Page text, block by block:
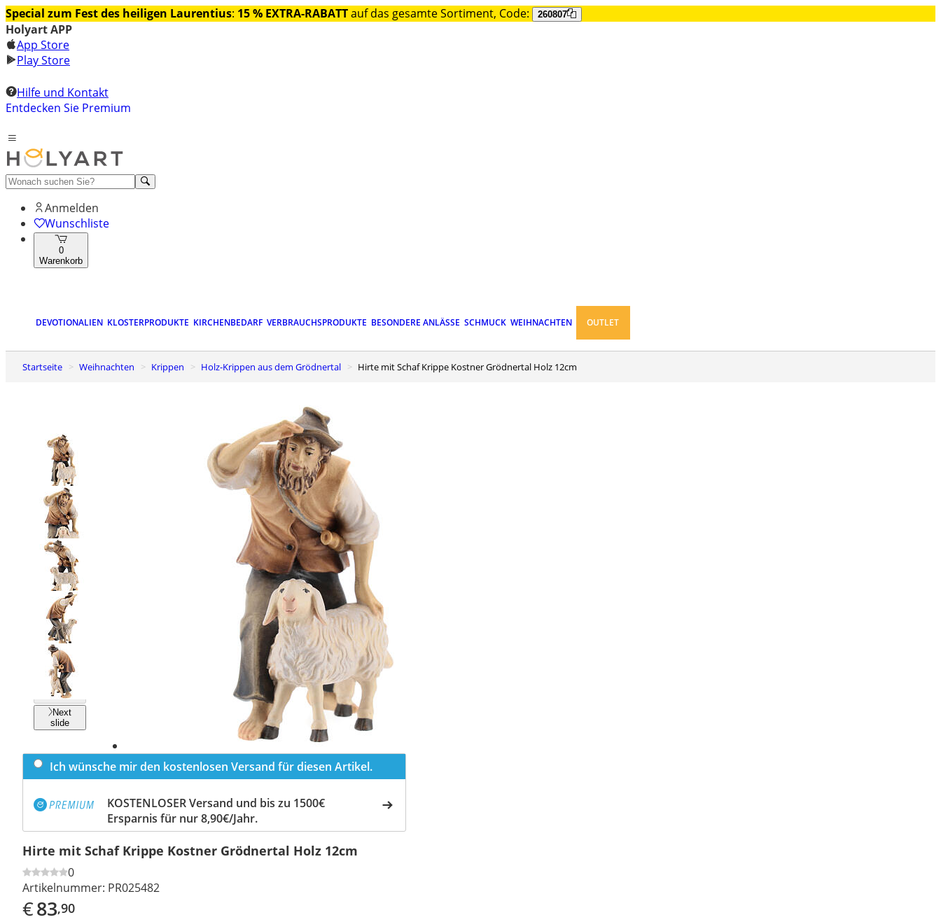
Special zum Fest des heiligen Laurentius: 15 % EXTRA-RABATTauf das gesamte Sortiment, Code: 260807
Holyart APP
App Store
Play Store
Hilfe und Kontakt
Entdecken Sie Premium
Anmelden
Wunschliste
0
Warenkorb
DEVOTIONALIEN KLOSTERPRODUKTE KIRCHENBEDARF VERBRAUCHSPRODUKTE BESONDERE ANLÄSSE SCHMUCK WEIHNACHTEN OUTLET
Startseite Weihnachten Krippen Holz-Krippen aus dem Grödnertal Hirte mit Schaf Krippe Kostner Grödnertal Holz 12cm
Previous
slide
Next
slide
Ich wünsche mir den kostenlosen Versand für diesen Artikel.
KOSTENLOSER Versand und bis zu 1500€
Ersparnis für nur 8,90€/Jahr.
Hirte mit Schaf Krippe Kostner Grödnertal Holz 12cm
0
Artikelnummer: PR025482
€83,90